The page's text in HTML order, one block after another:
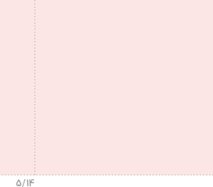
5/14